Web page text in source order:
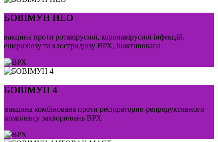
БОВІМУН НЕО
вакцина проти ротавірусної, коронавірусної інфекцій,
ешерихіозу та клостридіозу ВРХ, інактивована
БОВІМУН 4
вакцина комбінована проти респіраторно-репродуктивного
комплексу захворювань ВРХ